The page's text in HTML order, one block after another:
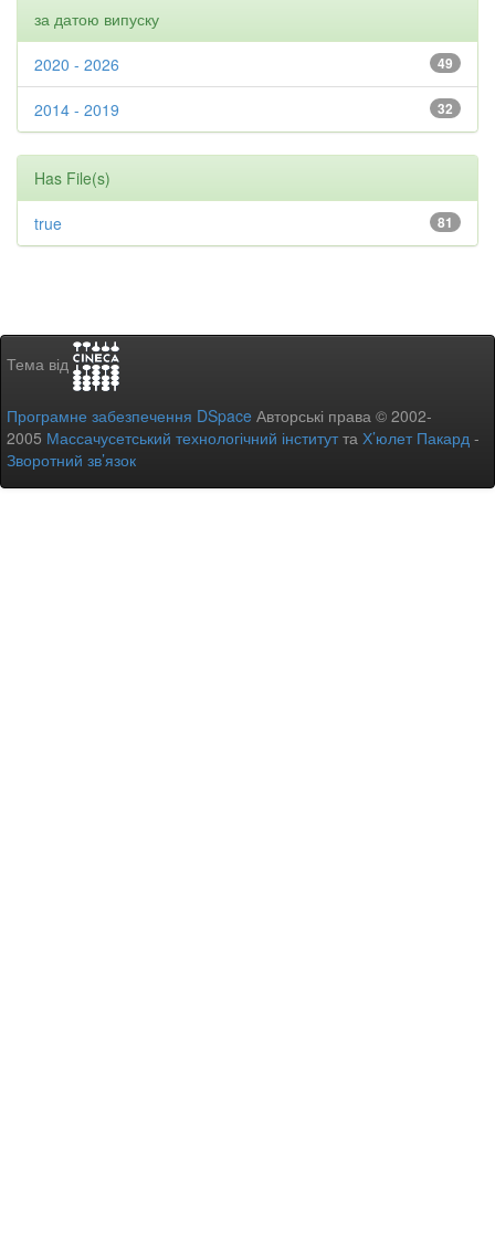
за датою випуску
49
2020 - 2026
32
2014 - 2019
Has File(s)
81
true
Тема від
Програмне забезпечення DSpace Авторські права © 2002-
2005 Массачусетський технологічний інститутта Х’юлет Пакард -
Зворотний зв’язок